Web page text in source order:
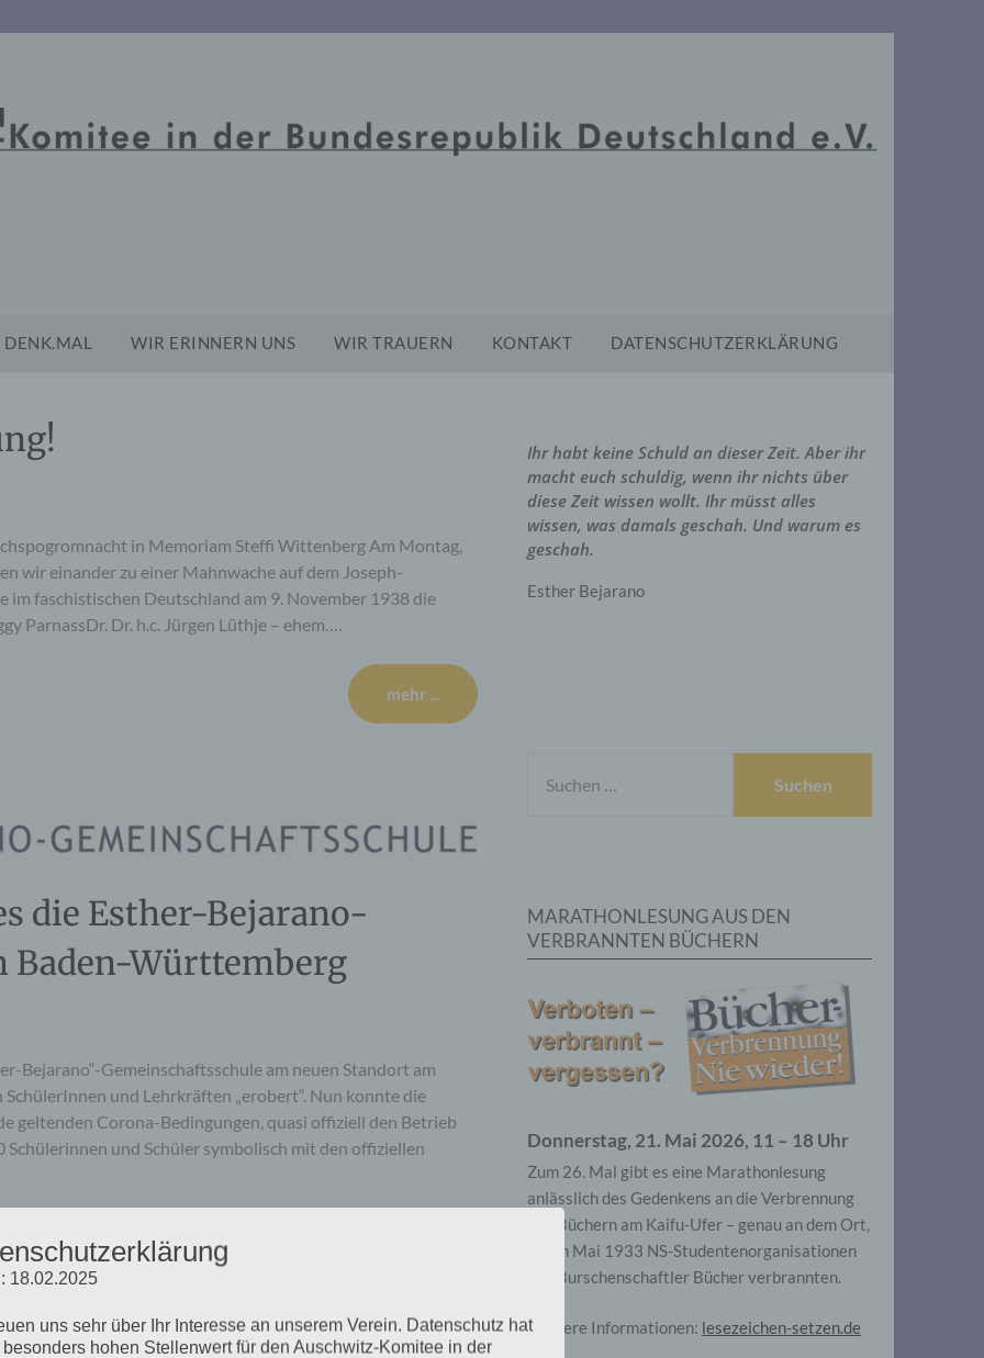
DENK.MAL WIR ERINNERN UNS WIR TRAUERN KONTAKT DATENSCHUTZERKLÄRUNG
in Memoriam Steffi Wittenberg Am Montag,
wir einander zu einer Mahnwache auf dem Joseph-
faschistischen Deutschland am 9. November 1938 die
ParnassDr. Dr. h.c. Jürgen Lüthje – ehem….
mehr ...
die Esther-Bejarano-
Baden-Württemberg
Bejarano“-Gemeinschaftsschule am neuen Standort am
und Lehrkräften „erobert“. Nun konnte die
geltenden Corona-Bedingungen, quasi offiziell den Betrieb
und Schüler symbolisch mit den offiziellen
Ihr habt keine Schuld an dieser Zeit. Aber ihr
macht euch schuldig, wenn ihr nichts über
diese Zeit wissen wollt. Ihr müsst alles
wissen, was damals geschah. Und warum es
geschah.
Esther Bejarano
NACH:
MARATHONLESUNG AUS DEN
VERBRANNTEN BÜCHERN
Donnerstag, 21. Mai 2026, 11 – 18 Uhr
Zum 26. Mal gibt es eine Marathonlesung
anlässlich des Gedenkens an die Verbrennung
von Büchern am Kaifu-Ufer – genau an dem Ort,
wo im Mai 1933 NS-Studentenorganisationen
und Burschenschaftler Bücher verbrannten.
Weitere Informationen: lesezeichen-setzen.de
18.02.2025
uns sehr über Ihr Interesse an unserem Verein. Datenschutz hat
hohen Stellenwert für den Auschwitz-Komitee in der